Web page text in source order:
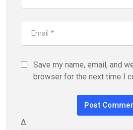
Save my name, email, and
browser for the next time I
Δ